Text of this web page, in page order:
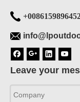
Leave your